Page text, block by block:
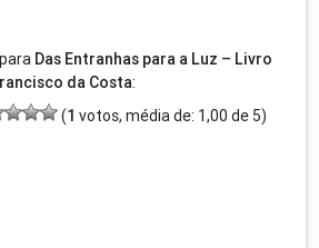
Das Entranhas para a Luz – Livro
da Costa:
(1 votos, média de: 1,00 de 5)